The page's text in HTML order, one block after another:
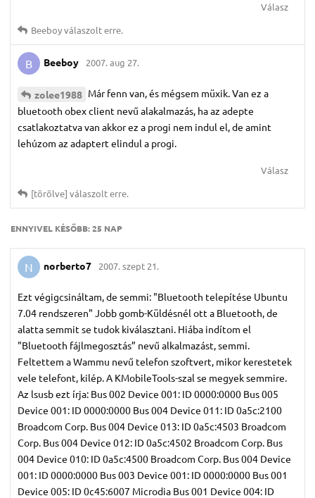
Válasz
Beeboyválaszolt erre.
B Beeboy 2007. aug 27.
zolee1988 Már fenn van, és mégsem müxik. Van ez a
bluetooth obex client nevű alakalmazás, ha az adepte
csatlakoztatva van akkor ez a progi nem indul el, de amint
lehúzom az adaptert elindul a progi.
Válasz
[törölve] válaszolt erre.
ENNYIVEL KÉSŐBB:25 NAP
N norberto7 2007. szept 21.
Ezt végigcsináltam, de semmi: "Bluetooth telepítése Ubuntu
7.04 rendszeren" Jobb gomb-Küldésnél ott a Bluetooth, de
alatta semmit se tudok kiválasztani. Hiába indítom el
"Bluetooth fájlmegosztás” nevű alkalmazást, semmi.
Feltettem a Wammu nevű telefon szoftvert, mikor kerestetek
vele telefont, kilép. A KMobileTools-szal se megyek semmire.
Az lsusb ezt írja: Bus 002 Device 001: ID 0000:0000 Bus 005
Device 001: ID 0000:0000 Bus 004 Device 011: ID 0a5c:2100
Broadcom Corp. Bus 004 Device 013: ID 0a5c:4503 Broadcom
Corp. Bus 004 Device 012: ID 0a5c:4502 Broadcom Corp. Bus
004 Device 010: ID 0a5c:4500 Broadcom Corp. Bus 004 Device
001: ID 0000:0000 Bus 003 Device 001: ID 0000:0000 Bus 001
Device 005: ID 0c45:6007 Microdia Bus 001 Device 004: ID